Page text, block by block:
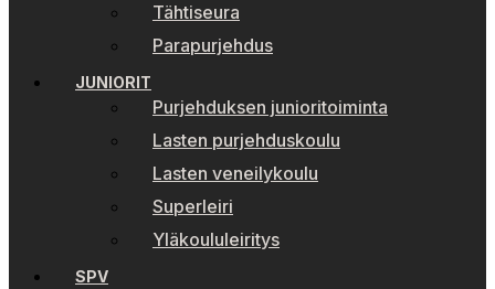
Tähtiseura
Parapurjehdus
JUNIORIT
Purjehduksen junioritoiminta
Lasten purjehduskoulu
Lasten veneilykoulu
Superleiri
Yläkoululeiritys
SPV